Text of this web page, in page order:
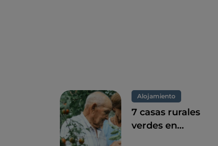
Alojamiento
7 casas rurales
verdes en